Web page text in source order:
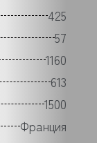
425
57
1160
613
1500
Франция